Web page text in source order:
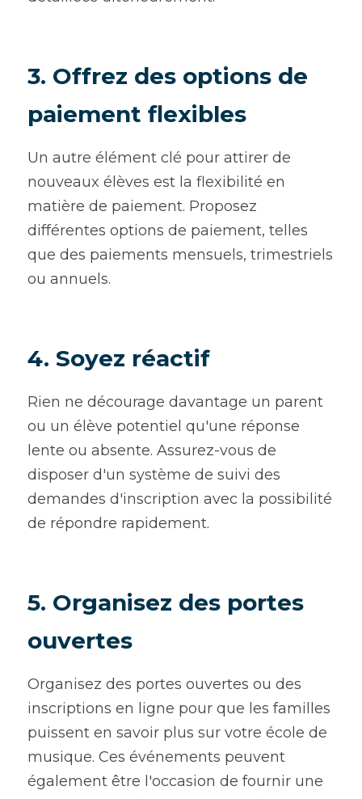
3. Offrez des options de
paiement flexibles
Un autre élément clé pour attirer de
nouveaux élèves est la flexibilité en
matière de paiement. Proposez
différentes options de paiement, telles
que des paiements mensuels, trimestriels
ou annuels.
4. Soyez réactif
Rien ne décourage davantage un parent
ou un élève potentiel qu'une réponse
lente ou absente. Assurez-vous de
disposer d'un système de suivi des
demandes d'inscription avec la possibilité
de répondre rapidement.
5. Organisez des portes
ouvertes
Organisez des portes ouvertes ou des
inscriptions en ligne pour que les familles
puissent en savoir plus sur votre école de
musique. Ces événements peuvent
également être l'occasion de fournir une